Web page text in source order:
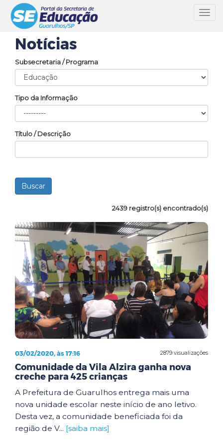
Notícias
Subsecretaria / Programa
Tipo da Informação
Título / Descrição
2439 registro(s) encontrado(s)
2879 visualizações
03/02/2020, às 17:16
Comunidade da Vila Alzira ganha nova
creche para 425 crianças
A Prefeitura de Guarulhos entrega mais uma
nova unidade escolar neste início de ano letivo.
Desta vez, a comunidade beneficiada foi da
região de V... [saiba mais]